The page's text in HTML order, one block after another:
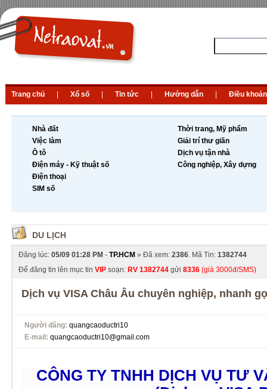
Trang chủ Xổ số Tin tức Hướng dẫn Điều khoản
Nhà đất
Việc làm
Ô tô
Điện máy - Kỹ thuật số
Điện thoại
SIM số
Thời trang, Mỹ phẩm
Giải trí thư giãn
Dịch vụ tận nhà
Công nghiệp, Xây dựng
DU LỊCH
Đăng lúc: 05/09 01:28 PM - TP.HCM » Đã xem: 2386. Mã Tin: 1382744
Để đăng tin lên mục tin VIP soạn: RV 1382744 gửi 8336 (giá 3000đ/SMS)
Dịch vụ VISA Châu Âu chuyên nghiệp, nhanh
Người đăng: quangcaoductri10
E-mail: quangcaoductri10@gmail.com
CÔNG TY TNHH DỊCH VỤ TƯ